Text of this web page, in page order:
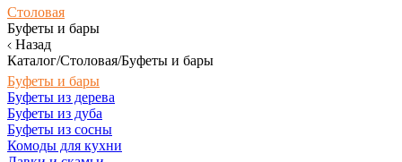
Столовая
Буфеты и бары
Назад
Каталог/Столовая/Буфеты и бары
Буфеты и бары
Буфеты из дерева
Буфеты из дуба
Буфеты из сосны
Комоды для кухни